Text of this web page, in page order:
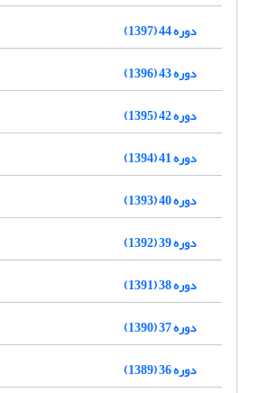
دوره 44 (1397)
دوره 43 (1396)
دوره 42 (1395)
دوره 41 (1394)
دوره 40 (1393)
دوره 39 (1392)
دوره 38 (1391)
دوره 37 (1390)
دوره 36 (1389)